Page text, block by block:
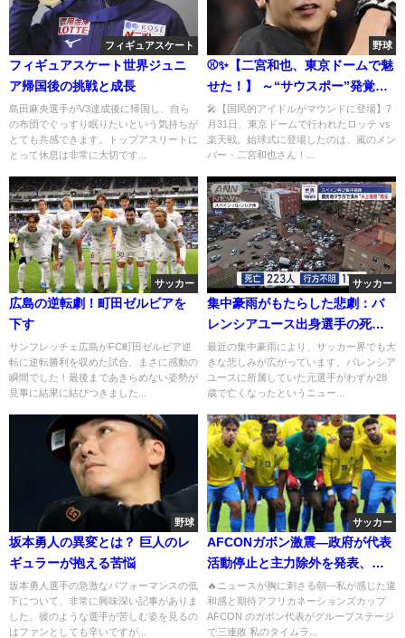
フィギュアスケート
フィギュアスケート世界ジュニ
ア帰国後の挑戦と成長
島田麻央選手がV3達成後に帰国し、自ら
の布団でぐっすり眠りたいという気持ちが
とても共感できます。トップアスリートに
とって休息は非常に大切です...
野球
⚾✨【二宮和也、東京ドームで魅
せた！】 ～“サウスポー”発覚に
SNS騒然！始球式で見せた意外
な一面～
🎤【国民的アイドルがマウンドに登場】7
月31日、東京ドームで行われたロッテ vs
楽天戦。始球式に登場したのは、嵐のメン
バー・二宮和也さん！...
サッカー
広島の逆転劇！町田ゼルビアを
下す
サンフレッチェ広島がFC町田ゼルビア逆
転に逆転勝利を収めた試合、まさに感動の
瞬間でした！最後まであきらめない姿勢が
見事に結果に結びつきました...
サッカー
集中豪雨がもたらした悲劇：バ
レンシアユース出身選手の死去
とその影響
最近の集中豪雨により、サッカー界でも大
きな悲しみが広がっています。バレンシア
ユースに所属していた元選手がわずか28
歳で亡くなったというニュー...
野球
坂本勇人の異変とは？ 巨人のレ
ギュラーが抱える苦悩
坂本勇人選手の急激なパフォーマンスの低
下について、非常に興味深い記事がありま
した。彼のような選手が苦しむ姿を見るの
はファンとしても辛いですが...
サッカー
AFCONガボン激震—政府が代表
活動停止と主力除外を発表、オ
ーバメヤンが放った真実の矢
🔥ニュースが胸に刺さる朝—私が感じた違
和感と期待アフリカネーションズカップ
AFCON のガボン代表がグループステージ
で三連敗 私のタイムラ...